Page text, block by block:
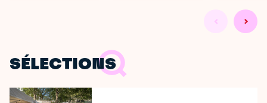
SÉLECTIONS